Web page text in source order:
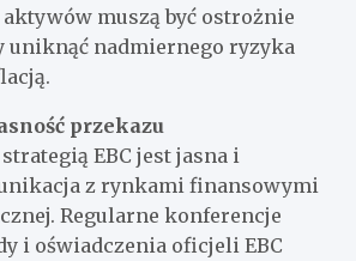
muszą być ostrożnie
uniknąć nadmiernego ryzyka
przekazu
EBC jest jasna i
z rynkami finansowymi
Regularne konferencje
i oświadczenia oficjeli EBC